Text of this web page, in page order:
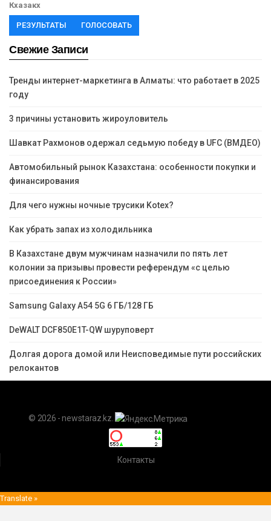
Кхазакх
РЕЗУЛЬТАТЫ ГОЛОСОВАТЬ
Свежие Записи
Тренды интернет-маркетинга в Алматы: что работает в 2025
году
3 причины установить жироуловитель
Шавкат Рахмонов одержал седьмую победу в UFC (ВМДЕО)
Автомобильный рынок Казахстана: особенности покупки и
финансирования
Для чего нужны ночные трусики Kotex?
Как убрать запах из холодильника
В Казахстане двум мужчинам назначили по пять лет
колонии за призывы провести референдум «с целью
присоединения к России»
Samsung Galaxy A54 5G 6 ГБ/128 ГБ
DeWALT DCF850E1T-QW шуруповерт
Долгая дорога домой или Неисповедимые пути российских
релокантов
© 2026 - newstaraz.kz.
Контакты
Translate »